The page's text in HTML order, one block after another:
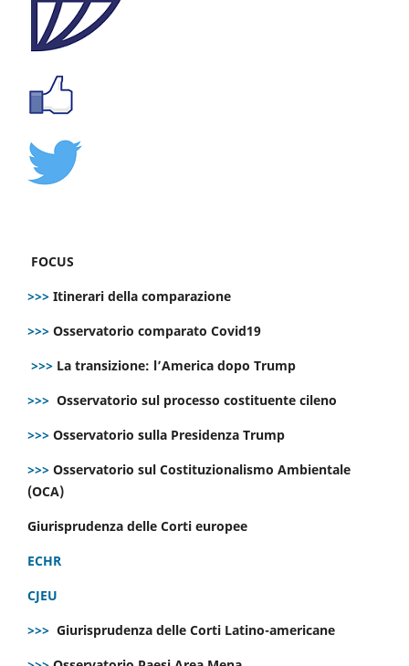
FOCUS
>>> Itinerari della comparazione
>>> Osservatorio comparato Covid19
>>> La transizione: l’America dopo Trump
>>> Osservatorio sul processo costituente cileno
>>> Osservatorio sulla Presidenza Trump
>>> Osservatorio sul Costituzionalismo Ambientale
(OCA)
Giurisprudenza delle Corti europee
ECHR
CJEU
>>> Giurisprudenza delle Corti Latino-americane